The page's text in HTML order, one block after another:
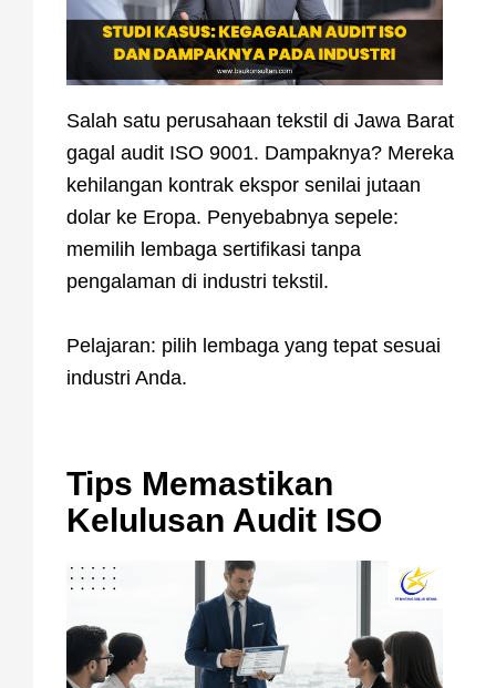
Salah satu perusahaan tekstil di Jawa Barat
gagal audit ISO 9001. Dampaknya? Mereka
kehilangan kontrak ekspor senilai jutaan
dolar ke Eropa. Penyebabnya sepele:
memilih lembaga sertifikasi tanpa
pengalaman di industri tekstil.
Pelajaran: pilih lembaga yang tepat sesuai
industri Anda.
Tips Memastikan
Kelulusan Audit ISO